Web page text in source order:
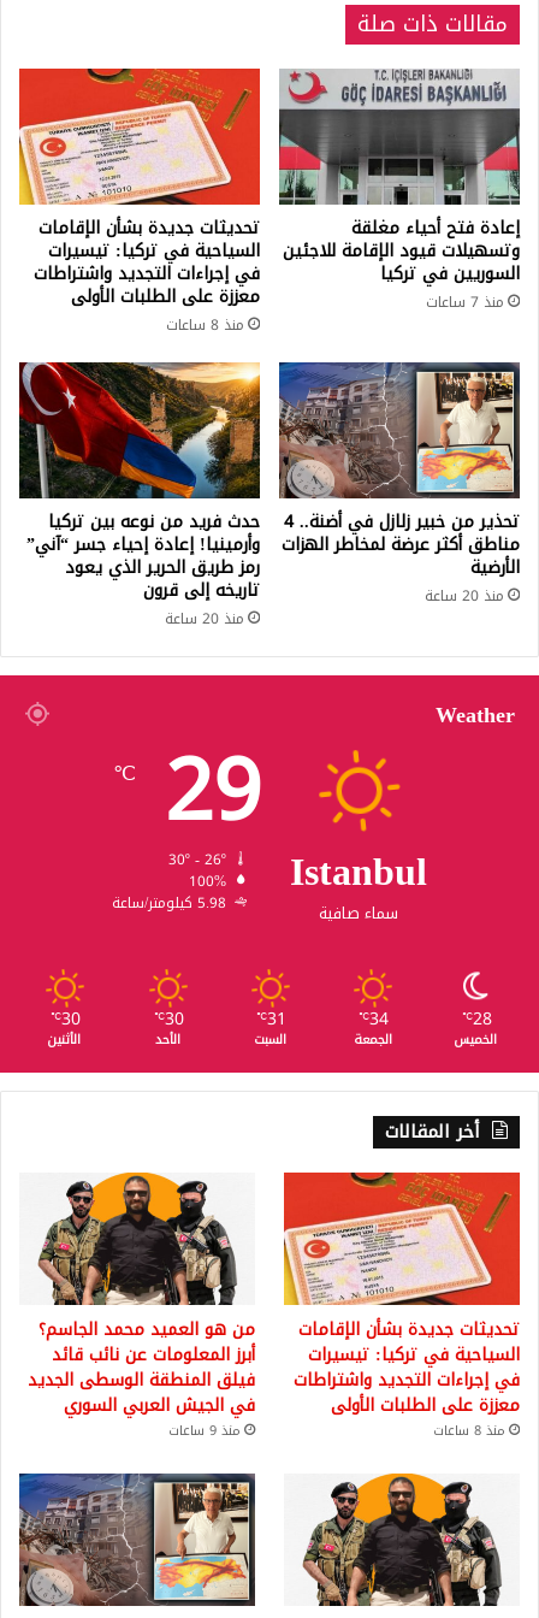
مقالات ذات صلة
إعادة فتح أحياء مغلقة
وتسهيلات قيود الإقامة للاجئين
السوريين في تركيا
منذ 7 ساعات
تحديثات جديدة بشأن الإقامات
السياحية في تركيا: تيسيرات
في إجراءات التجديد واشتراطات
معززة على الطلبات الأولى
منذ 8 ساعات
تحذير من خبير زلازل في أضنة.. 4
مناطق أكثر عرضة لمخاطر الهزات
الأرضية
منذ 20 ساعة
حدث فريد من نوعه بين تركيا
وأرمينيا! إعادة إحياء جسر “آني”
رمز طريق الحرير الذي يعود
تاريخه إلى قرون
منذ 20 ساعة
Weather
Istanbul
سماء صافية
29
℃
100%
5.98 كيلومتر/ساعة
28
℃
الخميس
34
℃
الجمعة
31
℃
السبت
30
℃
الأحد
30
℃
الأثنين
أخر المقالات
تحديثات جديدة بشأن الإقامات
السياحية في تركيا: تيسيرات
في إجراءات التجديد واشتراطات
معززة على الطلبات الأولى
منذ 8 ساعات
من هو العميد محمد الجاسم؟
أبرز المعلومات عن نائب قائد
فيلق المنطقة الوسطى الجديد
في الجيش العربي السوري
منذ 9 ساعات